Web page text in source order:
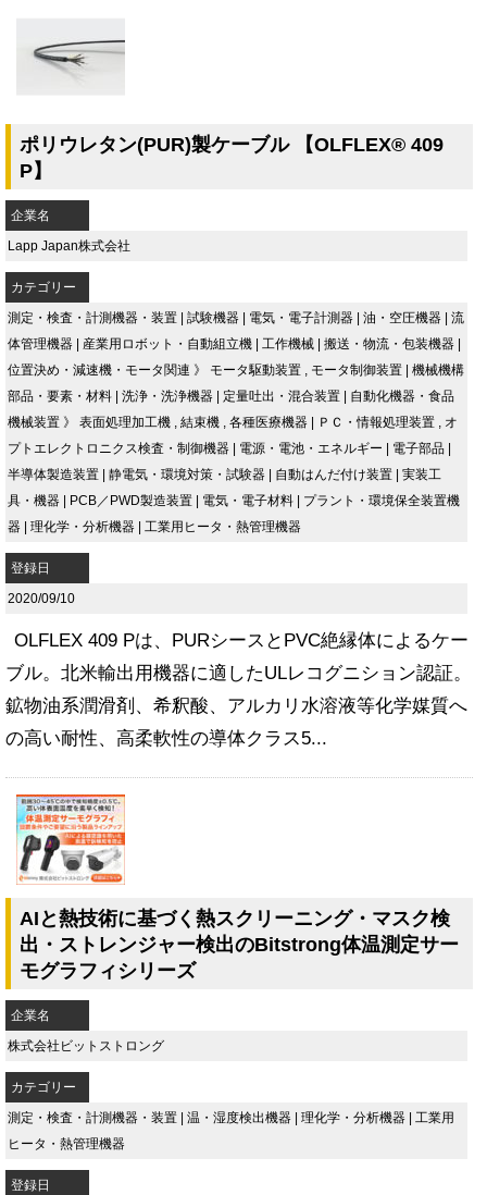
ポリウレタン(PUR)製ケーブル 【OLFLEX® 409
P】
企業名
Lapp Japan株式会社
カテゴリー
測定・検査・計測機器・装置 | 試験機器 | 電気・電子計測器 | 油・空圧機器 | 流
体管理機器 | 産業用ロボット・自動組立機 | 工作機械 | 搬送・物流・包装機器 |
位置決め・減速機・モータ関連 》 モータ駆動装置 モータ制御装置 | 機械機構
部品・要素・材料 | 洗浄・洗浄機器 | 定量吐出・混合装置 | 自動化機器・食品
機械装置 》 表面処理加工機 結束機 各種医療機器 | ＰＣ・情報処理装置
オ
プトエレクトロニクス検査・制御機器 | 電源・電池・エネルギー | 電子部品 |
半導体製造装置 | 静電気・環境対策・試験器 | 自動はんだ付け装置 | 実装工
具・機器 | PCB／PWD製造装置 | 電気・電子材料 | プラント・環境保全装置機
器 | 理化学・分析機器 | 工業用ヒータ・熱管理機器
登録日
2020/09/10
OLFLEX 409 Pは、PURシースとPVC絶縁体によるケー
ブル。北米輸出用機器に適したULレコグニション認証。
鉱物油系潤滑剤、希釈酸、アルカリ水溶液等化学媒質へ
の高い耐性、高柔軟性の導体クラス5...
AIと熱技術に基づく熱スクリーニング・マスク検
出・ストレンジャー検出のBitstrong体温測定サー
モグラフィシリーズ
企業名
株式会社ビットストロング
カテゴリー
測定・検査・計測機器・装置 | 温・湿度検出機器 | 理化学・分析機器 | 工業用
ヒータ・熱管理機器
登録日